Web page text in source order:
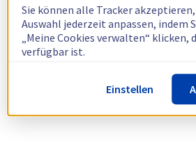
Sie können alle Tracker
Auswahl jederzeit anpassen, indem
„Meine Cookies verwalten“ klicken,
verfügbar ist.
Weitere Informationen finden Sie
zur Verwendung von Cookies.
Einstellen